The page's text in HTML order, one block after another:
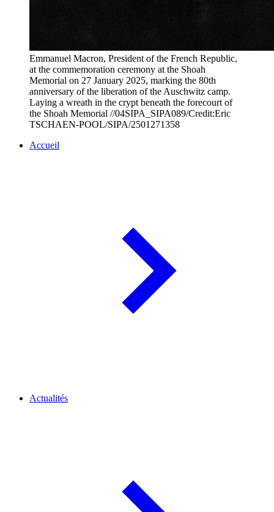
Emmanuel Macron, President of the French Republic,
at the commemoration ceremony at the Shoah
Memorial on 27 January 2025, marking the 80th
anniversary of the liberation of the Auschwitz camp.
Laying a wreath in the crypt beneath the forecourt of
the Shoah Memorial //04SIPA_SIPA089/Credit:Eric
TSCHAEN-POOL/SIPA/2501271358
Accueil
Actualités